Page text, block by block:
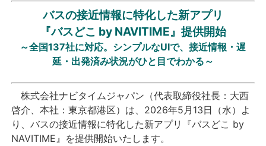
サービス
個人向けサービス
法人向けサービス
採用情報
English
バスの接近情報に特化した新アプリ
『バスどこ by NAVITIME』提供開始
～全国137社に対応。シンプルなUIで、接近情報・遅
延・出発済み状況がひと目でわかる～
株式会社ナビタイムジャパン（代表取締役社長：大西
啓介、本社：東京都港区）は、2026年5月13日（水）よ
り、バスの接近情報に特化した新アプリ『バスどこ by
NAVITIME』を提供開始いたします。